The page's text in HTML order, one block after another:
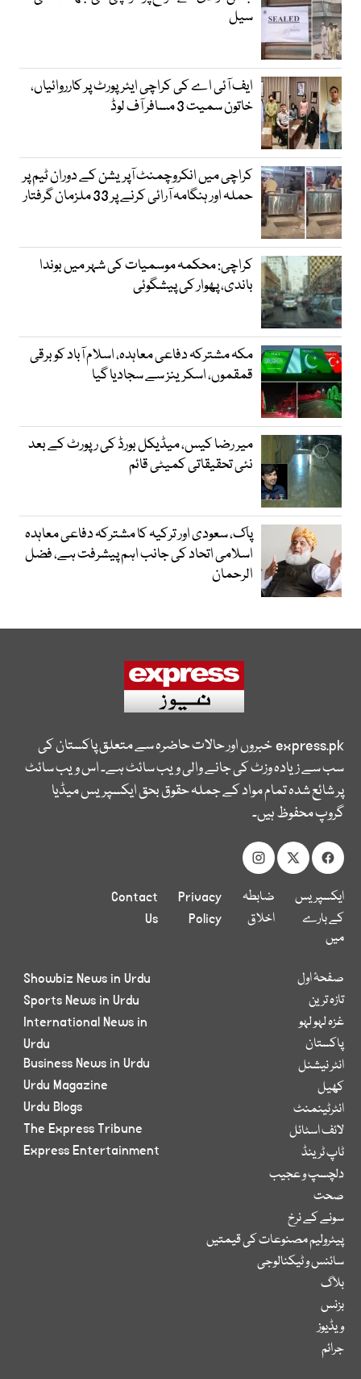
سیل
ایف آئی اے کی کراچی ایئرپورٹ پر کارروائیاں،
خاتون سمیت 3 مسافر آف لوڈ
کراچی میں انکروچمنٹ آپریشن کے دوران ٹیم پر
حملہ اور ہنگامہ آرائی کرنے پر 33 ملزمان گرفتار
کراچی: محکمہ موسمیات کی شہر میں بوندا
باندی، پھوار کی پیشگوئی
مکہ مشترکہ دفاعی معاہدہ، اسلام آباد کو برقی
قمقموں، اسکرینز سے سجادیا گیا
میر رضا کیس، میڈیکل بورڈ کی رپورٹ کے بعد
نئی تحقیقاتی کمیٹی قائم
پاک، سعودی اور ترکیہ کا مشترکہ دفاعی معاہدہ
اسلامی اتحاد کی جانب اہم پیشرفت ہے، فضل
الرحمان
express.pkخبروں اور حالات حاضرہ سے متعلق پاکستان کی
سب سے زیادہ وزٹ کی جانے والی ویب سائٹ ہے۔ اس ویب سائٹ
پر شائع شدہ تمام مواد کے جملہ حقوق بحق ایکسپریس میڈیا
گروپ محفوظ ہیں۔
ایکسپریس
کے بارے
میں
ضابطہ
اخلاق
Privacy
Policy
Contact
Us
صفحۂ اول
تازہ ترین
غزہ لہو لہو
پاکستان
انٹر نیشنل
کھیل
انٹرٹینمنٹ
لائف اسٹائل
ٹاپ ٹرینڈ
دلچسپ و عجیب
صحت
سونے کے نرخ
پیٹرولیم مصنوعات کی قیمتیں
سائنس و ٹیکنالوجی
بلاگ
بزنس
ویڈیوز
جرائم
Showbiz News in Urdu
Sports News in Urdu
International News in
Urdu
Business News in Urdu
Urdu Magazine
Urdu Blogs
The Express Tribune
Express Entertainment